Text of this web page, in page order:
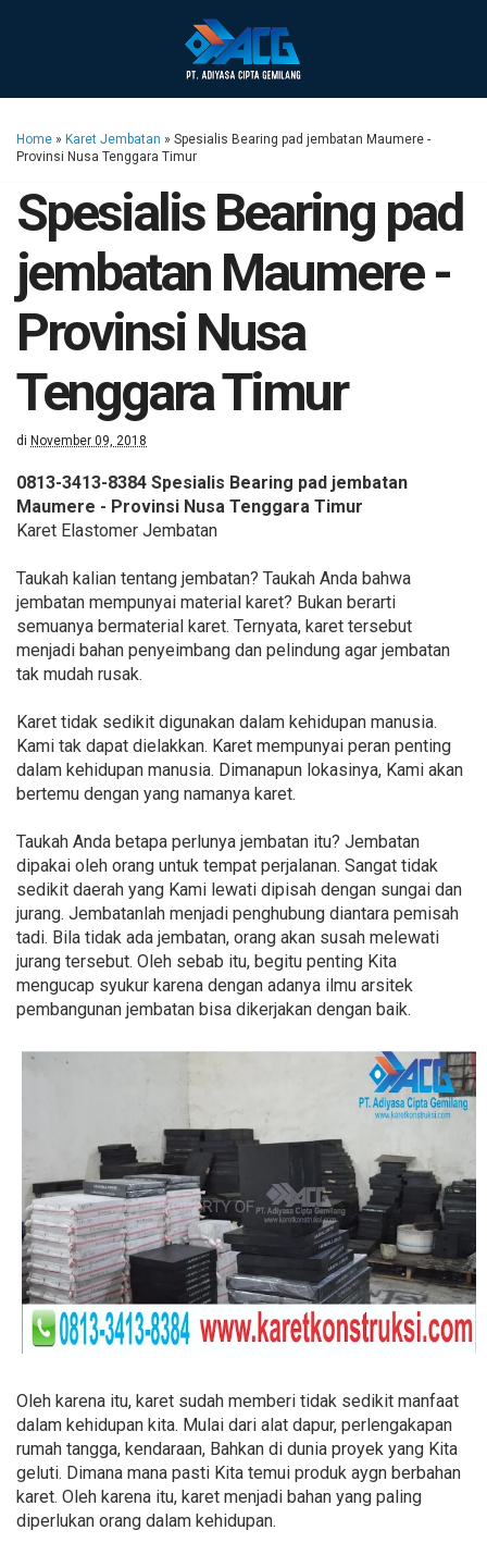
Home » Karet Jembatan » Spesialis Bearing pad jembatan Maumere -
Provinsi Nusa Tenggara Timur
Spesialis Bearing pad
jembatan Maumere -
Provinsi Nusa
Tenggara Timur
di November 09, 2018
0813-3413-8384 Spesialis Bearing pad jembatan
Maumere - Provinsi Nusa Tenggara Timur
Karet Elastomer Jembatan
Taukah kalian tentang jembatan? Taukah Anda bahwa
jembatan mempunyai material karet? Bukan berarti
semuanya bermaterial karet. Ternyata, karet tersebut
menjadi bahan penyeimbang dan pelindung agar jembatan
tak mudah rusak.
Karet tidak sedikit digunakan dalam kehidupan manusia.
Kami tak dapat dielakkan. Karet mempunyai peran penting
dalam kehidupan manusia. Dimanapun lokasinya, Kami akan
bertemu dengan yang namanya karet.
Taukah Anda betapa perlunya jembatan itu? Jembatan
dipakai oleh orang untuk tempat perjalanan. Sangat tidak
sedikit daerah yang Kami lewati dipisah dengan sungai dan
jurang. Jembatanlah menjadi penghubung diantara pemisah
tadi. Bila tidak ada jembatan, orang akan susah melewati
jurang tersebut. Oleh sebab itu, begitu penting Kita
mengucap syukur karena dengan adanya ilmu arsitek
pembangunan jembatan bisa dikerjakan dengan baik.
Oleh karena itu, karet sudah memberi tidak sedikit manfaat
dalam kehidupan kita. Mulai dari alat dapur, perlengakapan
rumah tangga, kendaraan, Bahkan di dunia proyek yang Kita
geluti. Dimana mana pasti Kita temui produk aygn berbahan
karet. Oleh karena itu, karet menjadi bahan yang paling
diperlukan orang dalam kehidupan.